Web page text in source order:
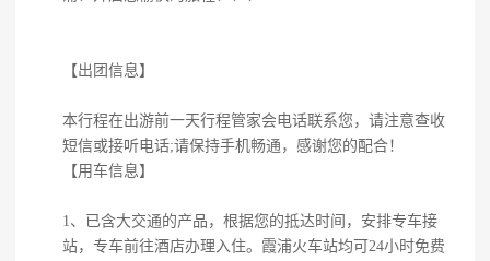
【出团信息】
本行程在出游前一天行程管家会电话联系您，请注意查收
短信或接听电话;请保持手机畅通，感谢您的配合！
【用车信息】
1、已含大交通的产品，根据您的抵达时间，安排专车接
站，专车前往酒店办理入住。霞浦火车站均可24小时免费